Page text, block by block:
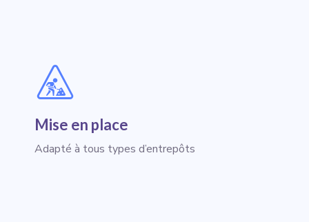
Mise en place
Adapté à tous types d’entrepôts